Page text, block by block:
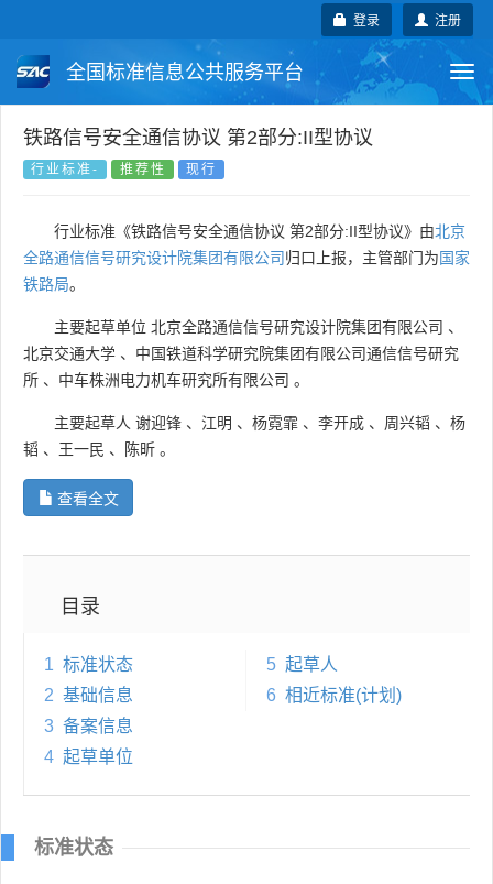
注册
登录
全国标准信息公共服务平台
国家标准 行业标准 地方标准
国外标准 技术委员会
铁路信号安全通信协议 第2部分:II型协议
行业标准- 推荐性 现行
行业标准《铁路信号安全通信协议 第2部分:II型协议》由北京
全路通信信号研究设计院集团有限公司归口上报，主管部门为国家
铁路局。
主要起草单位 北京全路通信信号研究设计院集团有限公司 、
北京交通大学 、 中国铁道科学研究院集团有限公司通信信号研究
所 、 中车株洲电力机车研究所有限公司 。
主要起草人 谢迎锋 、 江明 、 杨霓霏 、 李开成 、 周兴韬 、 杨
韬 、 王一民 、 陈昕 。
查看全文
目录
1 标准状态
2 基础信息
3 备案信息
4 起草单位
5 起草人
6 相近标准(计划)
标准状态